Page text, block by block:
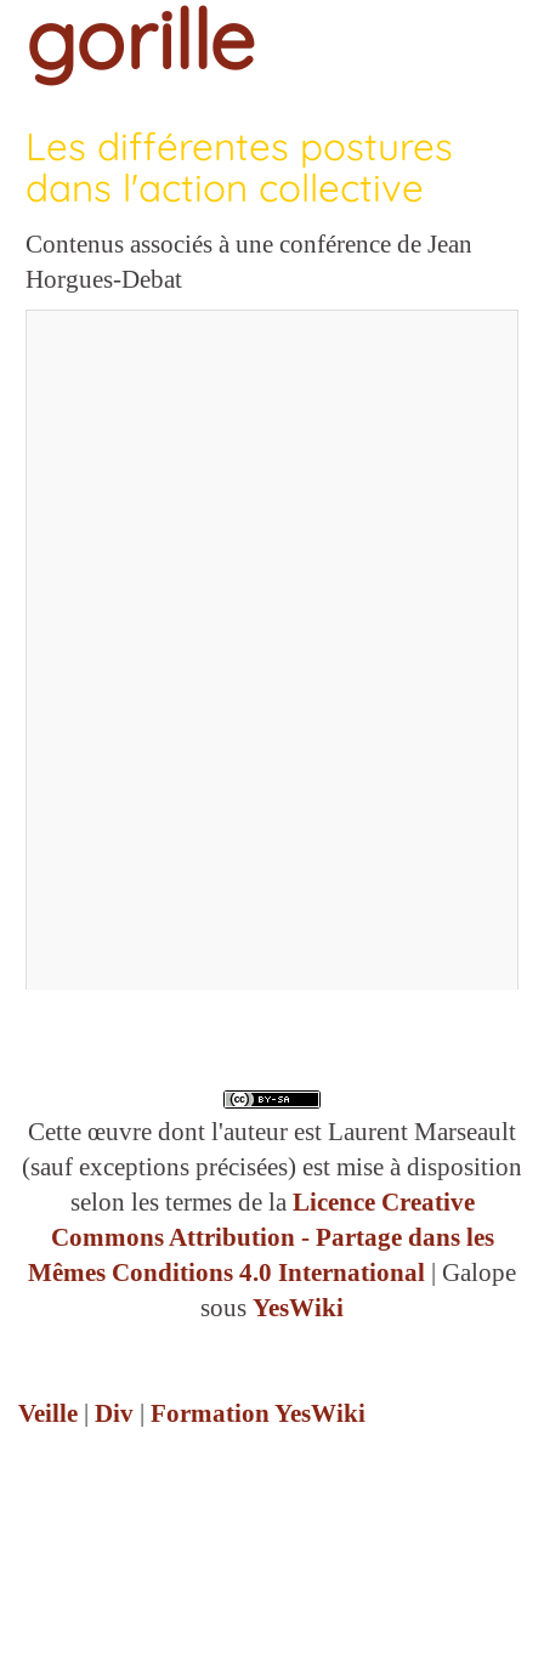
gorille
Les différentes postures
dans l'action collective
Contenus associés à une conférence de Jean
Horgues-Debat
Download PDF
Cette œuvre dont l'auteur est Laurent Marseault
(sauf exceptions précisées) est mise à disposition
selon les termes de la Licence Creative
Commons Attribution - Partage dans les
Mêmes Conditions 4.0 International | Galope
sous YesWiki
Veille | Div | Formation YesWiki